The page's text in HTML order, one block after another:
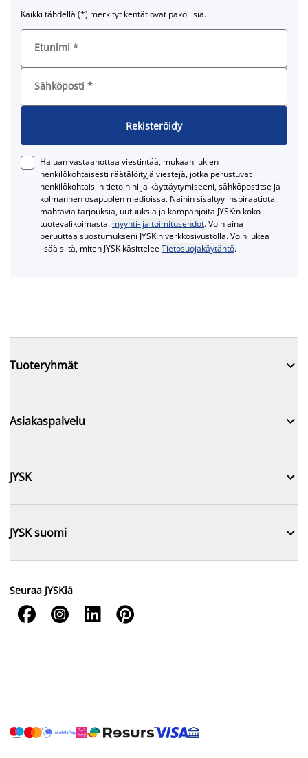
Kaikki tähdellä (*) merkityt kentät ovat pakollisia.
Etunimi *
Sähköposti *
Rekisteröidy
Haluan vastaanottaa viestintää, mukaan lukien
henkilökohtaisesti räätälöityjä viestejä, jotka perustuvat
henkilökohtaisiin tietoihini ja käyttäytymiseeni, sähköpostitse ja
kolmannen osapuolen medioissa. Näihin sisältyy inspiraatiota,
mahtavia tarjouksia, uutuuksia ja kampanjoita JYSK:n koko
tuotevalikoimasta. myynti- ja toimitusehdot. Voin aina
peruuttaa suostumukseni JYSK:n verkkosivustolla. Voin lukea
lisää siitä, miten JYSK käsitteleeTietosuojakäytäntö.
Tuoteryhmät 
Asiakaspalvelu 
JYSK 
JYSK suomi 
Seuraa JYSKiä
   